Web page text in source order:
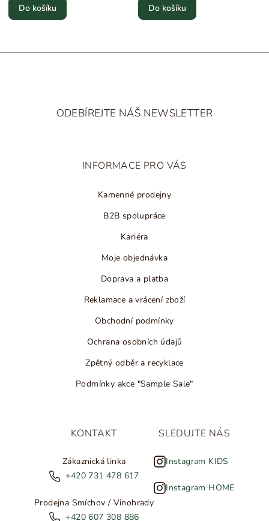
Do košíku Do košíku
ODEBÍREJTE NÁŠ NEWSLETTER
INFORMACE PRO VÁS
Kamenné prodejny
B2B spolupráce
Kariéra
Moje objednávka
Doprava a platba
Reklamace a vrácení zboží
Obchodní podmínky
Ochrana osobních údajů
Zpětný odběr a recyklace
Podmínky akce "Sample Sale"
KONTAKT
Zákaznická linka
+420 731 478 617
Prodejna Smíchov / Vinohrady
+420 607 308 886
SLEDUJTE NÁS
Instagram KIDS
Instagram HOME